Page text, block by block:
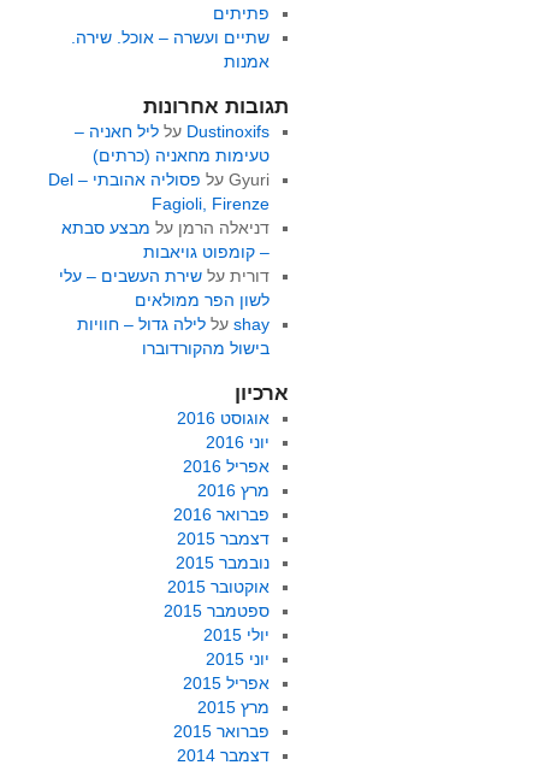
פתיתים
שתיים ועשרה – אוכל. שירה.
אמנות
תגובות אחרונות
Dustinoxifs על ליל חאניה –
טעימות מחאניה (כרתים)
Gyuriעל
פסוליה אהובתי – Del
Fagioli, Firenze
דניאלה הרמן על מבצע סבתא
– קומפוט גויאבות
דוריתעל שירת העשבים – עלי
לשון הפר ממולאים
shayעל לילה גדול – חוויות
בישול מהקורדוברו
ארכיון
אוגוסט 2016
יוני 2016
אפריל 2016
מרץ 2016
פברואר 2016
דצמבר 2015
נובמבר 2015
אוקטובר 2015
ספטמבר 2015
יולי 2015
יוני 2015
אפריל 2015
מרץ 2015
פברואר 2015
דצמבר 2014